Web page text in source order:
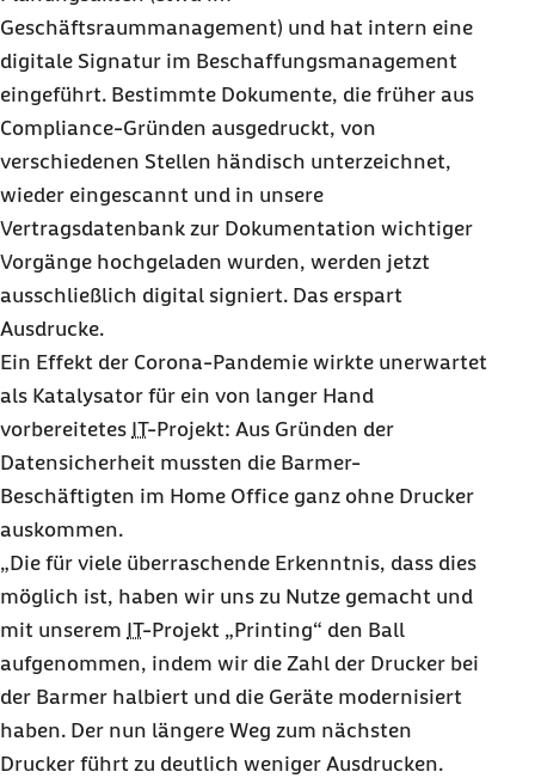
Geschäftsraummanagement) und hat intern eine
digitale Signatur im Beschaffungsmanagement
eingeführt. Bestimmte Dokumente, die früher aus
Compliance-Gründen ausgedruckt, von
verschiedenen Stellen händisch unterzeichnet,
wieder eingescannt und in unsere
Vertragsdatenbank zur Dokumentation wichtiger
Vorgänge hochgeladen wurden, werden jetzt
ausschließlich digital signiert. Das erspart
Ausdrucke.
Ein Effekt der Corona-Pandemie wirkte unerwartet
als Katalysator für ein von langer Hand
vorbereitetes IT-Projekt: Aus Gründen der
Datensicherheit mussten die Barmer-
Beschäftigten im Home Office ganz ohne Drucker
auskommen.
„Die für viele überraschende Erkenntnis, dass dies
möglich ist, haben wir uns zu Nutze gemacht und
mit unserem IT-Projekt „Printing“ den Ball
aufgenommen, indem wir die Zahl der Drucker bei
der Barmer halbiert und die Geräte modernisiert
haben. Der nun längere Weg zum nächsten
Drucker führt zu deutlich weniger Ausdrucken.